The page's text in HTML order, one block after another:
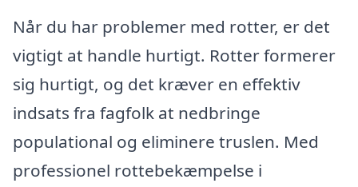
Når du har problemer med rotter, er det
vigtigt at handle hurtigt. Rotter formerer
sig hurtigt, og det kræver en effektiv
indsats fra fagfolk at nedbringe
populational og eliminere truslen. Med
professionel rottebekæmpelse i